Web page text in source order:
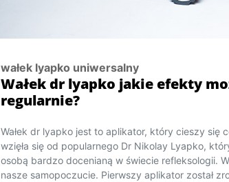
wałek lyapko uniwersalny
Wałek dr lyapko jakie efekty
regularnie?
Wałek dr lyapko jest to aplikator, który cieszy się
wzięła się od popularnego Dr Nikolay Lyapko,
osobą bardzo docenianą w świecie refleksologii.
nasze samopoczucie. Pierwszy aplikator został